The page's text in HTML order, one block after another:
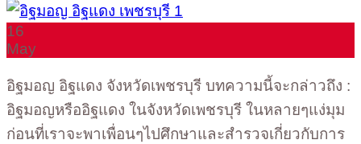
16
May
อิฐมอญ อิฐแดง จังหวัดเพชรบุรี บทความนี้จะกล่าวถึง :
อิฐมอญหรืออิฐแดง ในจังหวัดเพชรบุรี ในหลายๆแง่มุม
ก่อนที่เราจะพาเพื่อนๆไปศึกษาและสำรวจเกี่ยวกับการ